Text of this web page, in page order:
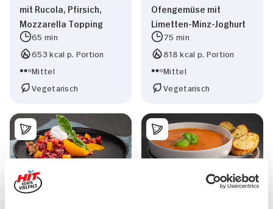
mit Rucola, Pfirsich,
Mozzarella Topping
65 min
653 kcal p. Portion
Mittel
Vegetarisch
Ofengemüse mit
Limetten-Minz-Joghurt
75 min
818 kcal p. Portion
Mittel
Vegetarisch